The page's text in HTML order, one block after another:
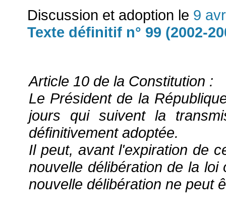
Discussion et adoption le 9
Texte définitif n° 99 (2002-
Article 10 de la Constitution :
Le Président de la
jours qui suivent la
définitivement adoptée.
Il peut, avant l'expiration de
nouvelle délibération de la
nouvelle délibération ne peut